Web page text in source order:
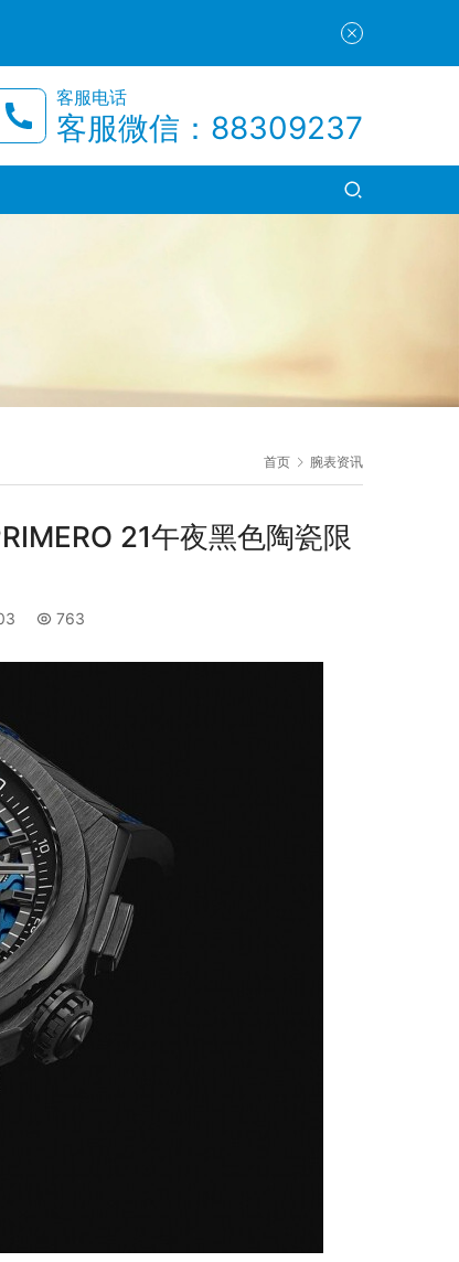
客服电话
客服微信：88309237
首页 腕表资讯
21午夜黑色陶瓷限
763